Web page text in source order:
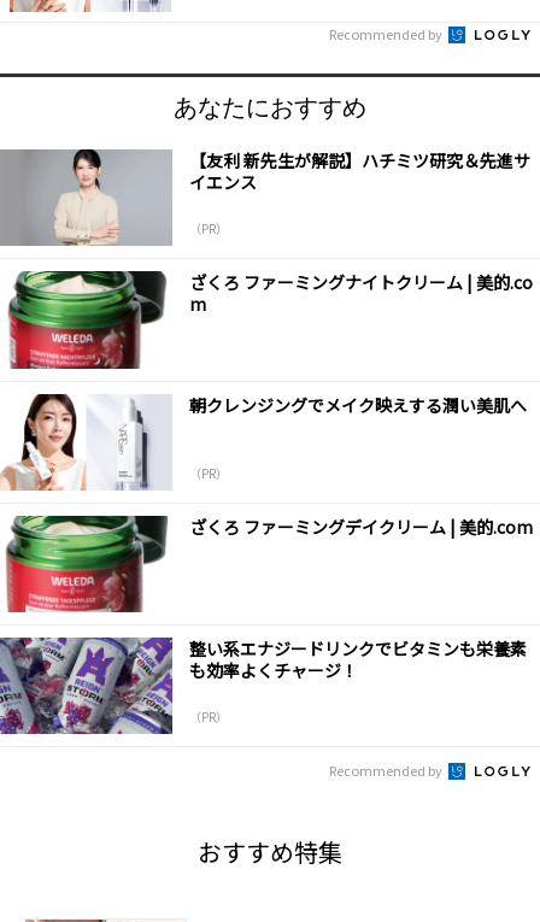
Recommended by
あなたにおすすめ
【友利 新先生が解説】ハチミツ研究＆先進サ
イエンス
（PR）
ざくろ ファーミングナイトクリーム | 美的.co
m
朝クレンジングでメイク映えする潤い美肌へ
（PR）
ざくろ ファーミングデイクリーム | 美的.com
整い系エナジードリンクでビタミンも栄養素
も効率よくチャージ！
（PR）
Recommended by
おすすめ特集